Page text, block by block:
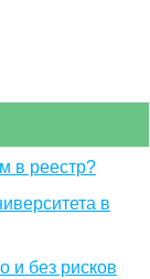
в реестр?
в
и без рисков